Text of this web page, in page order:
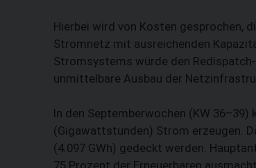
Hierbei wird von Kosten gesprochen,
Stromnetz mit ausreichenden
Stromsystems würde den
unmittelbare Ausbau der
In den Septemberwochen (KW 36–39)
(Gigawattstunden) Strom erzeugen.
(4.097 GWh) gedeckt werden.